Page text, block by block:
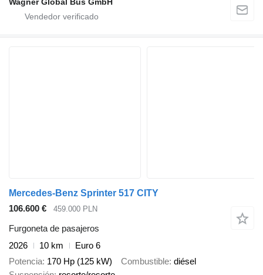
Mercedes-Benz Sprinter 517 CITY
106.600 €
459.000 PLN
Furgoneta de pasajeros
2026
10 km
Euro 6
Potencia 170 Hp (125 kW) Combustible diésel